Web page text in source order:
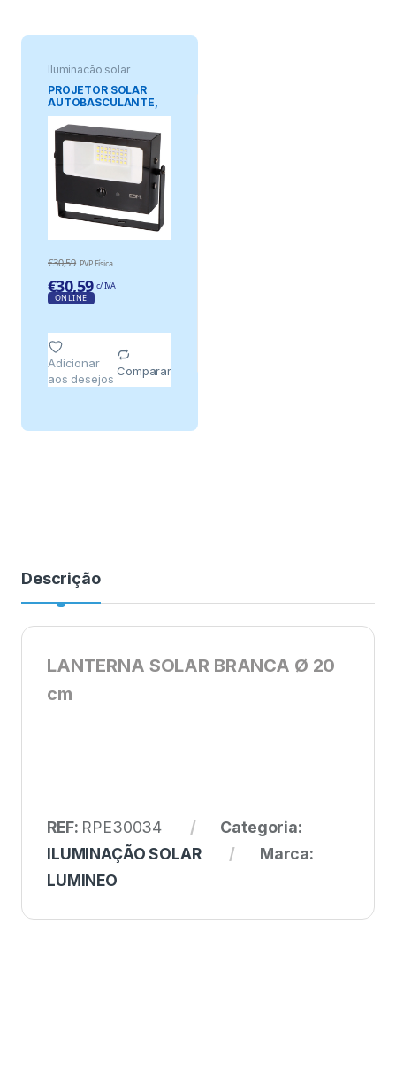
Iluminação solar
PROJETOR SOLAR
AUTOBASCULANTE,
10 W, 1800 lm, 6500 K,
COM SENSOR DE
MOVIMENTO, PRETO
€30,59 PVP Física
€30,59 c/ IVA
ONLINE
Adicionar
aos desejos
Comparar
Descrição
LANTERNA SOLAR BRANCA Ø 20
cm
REF: RPE30034
Categoria:
ILUMINAÇÃO SOLAR
Marca:
LUMINEO